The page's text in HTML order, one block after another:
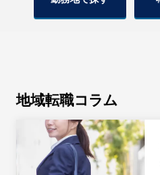
地域転職コラム